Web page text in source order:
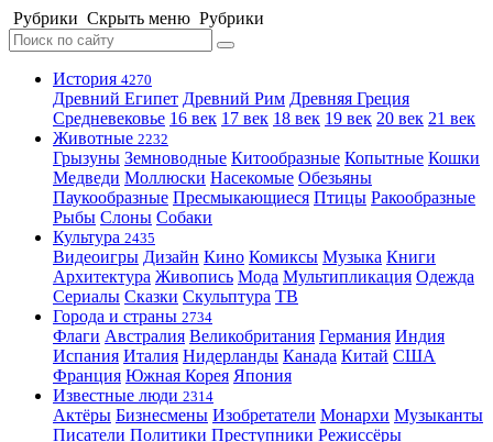
Рубрики Скрыть меню Рубрики
История 4270
Древний Египет Древний Рим Древняя Греция
Средневековье 16 век 17 век 18 век 19 век 20 век 21 век
Животные 2232
Грызуны Земноводные Китообразные Копытные Кошки
Медведи Моллюски Насекомые Обезьяны
Паукообразные Пресмыкающиеся Птицы Ракообразные
Рыбы Слоны Собаки
Культура 2435
Видеоигры Дизайн Кино Комиксы Музыка Книги
Архитектура Живопись Мода Мультипликация Одежда
Сериалы Сказки Скульптура ТВ
Города и страны 2734
Флаги Австралия Великобритания Германия Индия
Испания Италия Нидерланды Канада Китай США
Франция Южная Корея Япония
Известные люди 2314
Актёры Бизнесмены Изобретатели Монархи Музыканты
Писатели Политики Преступники Режиссёры